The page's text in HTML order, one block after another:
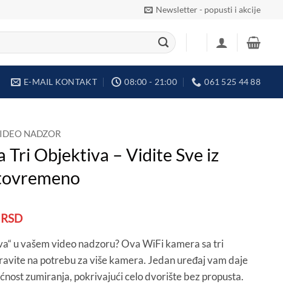
Newsletter - popusti i akcije
E-MAIL KONTAKT 08:00 - 21:00 061 525 44 88
NADZOR
Tri Objektiva – Vidite Sve iz
RSDTrenutna
je:
5.600 RSD.
u vašem video nadzoru? Ova WiFi kamera sa tri
na potrebu za više kamera. Jedan uređaj vam daje
zumiranja, pokrivajući celo dvorište bez propusta.